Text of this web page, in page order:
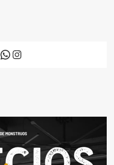
WhatsApp
Instagram